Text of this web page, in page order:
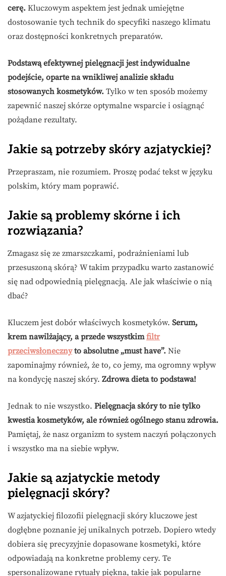
cerę. Kluczowym aspektem jest jednak umiejętne
dostosowanie tych technik do specyfiki naszego klimatu
oraz dostępności konkretnych preparatów.
Podstawą efektywnej pielęgnacji jest indywidualne
podejście, oparte na wnikliwej analizie składu
stosowanych kosmetyków. Tylko w ten sposób możemy
zapewnić naszej skórze optymalne wsparcie i osiągnąć
pożądane rezultaty.
Jakie są potrzeby skóry azjatyckiej?
Przepraszam, nie rozumiem. Proszę podać tekst w języku
polskim, który mam poprawić.
Jakie są problemy skórne i ich
rozwiązania?
Zmagasz się ze zmarszczkami, podrażnieniami lub
przesuszoną skórą? W takim przypadku warto zastanowić
się nad odpowiednią pielęgnacją. Ale jak właściwie o nią
dbać?
Kluczem jest dobór właściwych kosmetyków. Serum,
krem nawilżający, a przede wszystkimfiltr
przeciwsłonecznyto absolutne „must have”. Nie
zapominajmy również, że to, co jemy, ma ogromny wpływ
na kondycję naszej skóry. Zdrowa dieta to podstawa!
Jednak to nie wszystko. Pielęgnacja skóry to nie tylko
kwestia kosmetyków, ale również ogólnego stanu zdrowia.
Pamiętaj, że nasz organizm to system naczyń połączonych
i wszystko ma na siebie wpływ.
Jakie są azjatyckie metody
pielęgnacji skóry?
W azjatyckiej filozofii pielęgnacji skóry kluczowe jest
dogłębne poznanie jej unikalnych potrzeb. Dopiero wtedy
dobiera się precyzyjnie dopasowane kosmetyki, które
odpowiadają na konkretne problemy cery. Te
spersonalizowane rytuały piękna, takie jak popularne